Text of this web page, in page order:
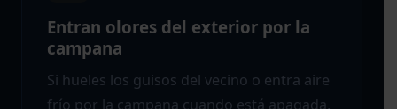
Entran olores del exterior por la
campana
Si hueles los guisos del vecino o entra aire
frío por la campana cuando está apagada,